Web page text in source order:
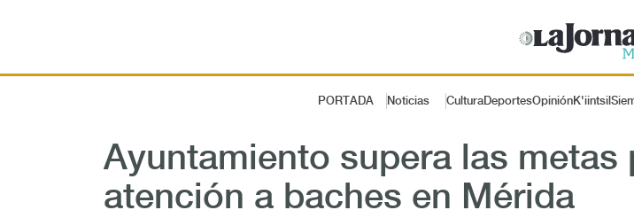
PORTADA Noticias CulturaDeportesOpiniónK'iintsil
Ayuntamiento supera las metas
atención a baches en Mérida